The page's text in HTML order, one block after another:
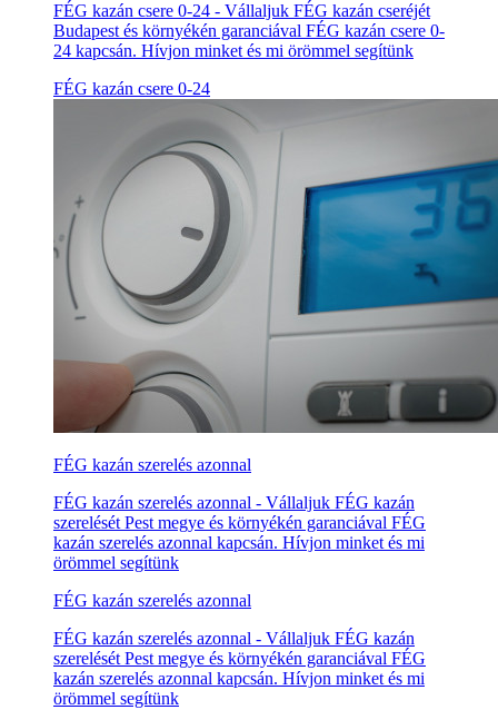
FÉG kazán csere 0-24 - Vállaljuk FÉG kazán cseréjét
Budapest és környékén garanciával FÉG kazán csere 0-
24 kapcsán. Hívjon minket és mi örömmel segítünk
FÉG kazán csere 0-24
FÉG kazán szerelés azonnal
FÉG kazán szerelés azonnal - Vállaljuk FÉG kazán
szerelését Pest megye és környékén garanciával FÉG
kazán szerelés azonnal kapcsán. Hívjon minket és mi
örömmel segítünk
FÉG kazán szerelés azonnal
FÉG kazán szerelés azonnal - Vállaljuk FÉG kazán
szerelését Pest megye és környékén garanciával FÉG
kazán szerelés azonnal kapcsán. Hívjon minket és mi
örömmel segítünk